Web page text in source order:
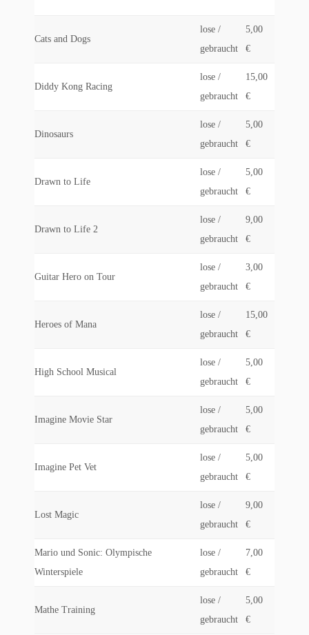
Cats and Dogs
lose /
gebraucht
5,00
€
Diddy Kong Racing
lose /
gebraucht
15,00
€
Dinosaurs
lose /
gebraucht
5,00
€
Drawn to Life
lose /
gebraucht
5,00
€
Drawn to Life 2
lose /
gebraucht
9,00
€
Guitar Hero on Tour
lose /
gebraucht
3,00
€
Heroes of Mana
lose /
gebraucht
15,00
€
High School Musical
lose /
gebraucht
5,00
€
Imagine Movie Star
lose /
gebraucht
5,00
€
Imagine Pet Vet
lose /
gebraucht
5,00
€
Lost Magic
lose /
gebraucht
9,00
€
Mario und Sonic: Olympische
Winterspiele
lose /
gebraucht
7,00
€
Mathe Training
lose /
gebraucht
5,00
€